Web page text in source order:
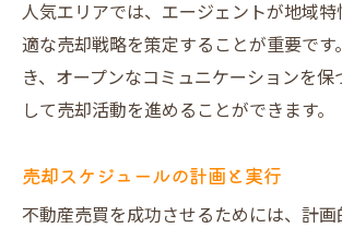
投資先としての魅力を理解す
地域コミュニティの活性化が
都市計画の動向とその影響
不動産売買で成功するための徹底
データ分析による市場予測の方
人気エリアでは、エージェントが地域
適な売却戦略を策定することが重要で
き、オープンなコミュニケーションを
して売却活動を進めることができます。
売却スケジュールの計画と実行
不動産売買を成功させるためには、計